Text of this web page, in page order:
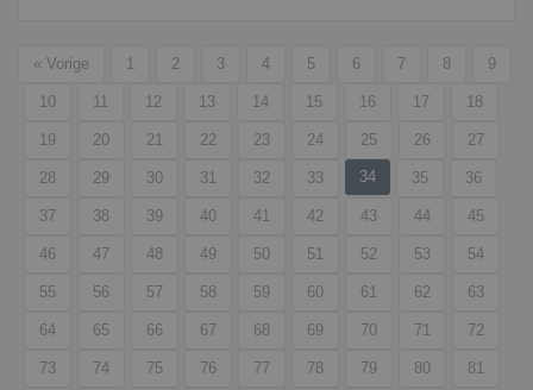
« Vorige 1 2 3 4 5 6 7 8 9
10 11 12 13 14 15 16 17 18
19 20 21 22 23 24 25 26 27
28 29 30 31 32 33 34 35 36
37 38 39 40 41 42 43 44 45
46 47 48 49 50 51 52 53 54
55 56 57 58 59 60 61 62 63
64 65 66 67 68 69 70 71 72
73 74 75 76 77 78 79 80 81